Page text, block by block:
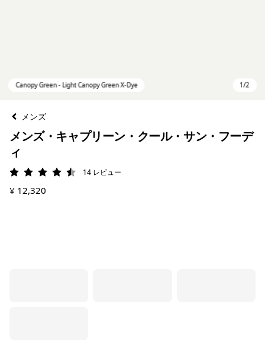
メンズ
メンズ・キャプリーン・クール・サン・フーデ
ィ
評価: 4.5 / 5
14 レビュー
¥ 12,320